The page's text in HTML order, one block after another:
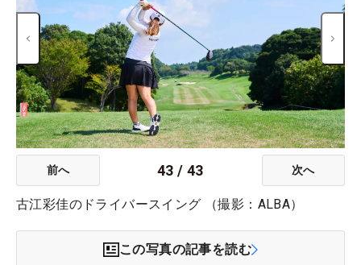
前へ 43 /43 次へ
古江彩佳のドライバースイング （撮影：ALBA）
この写真の記事を読む